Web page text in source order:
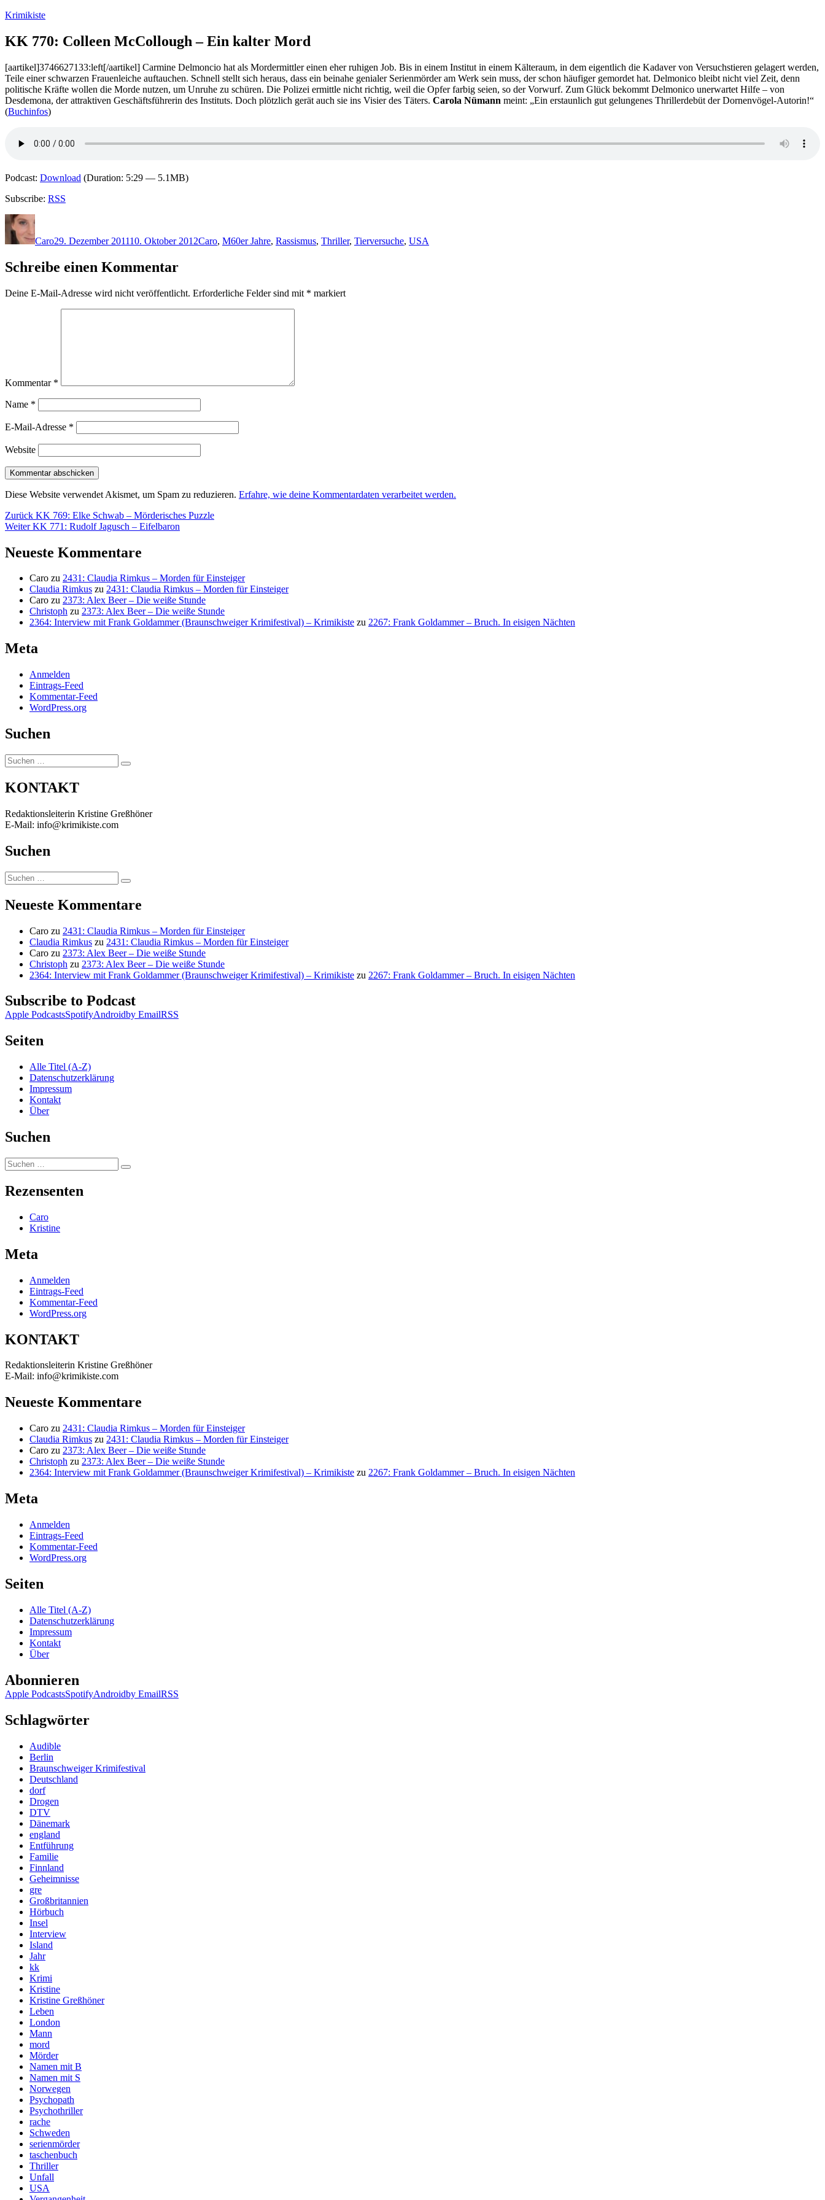
Zum
springen
Krimikiste
KK 770: Colleen McCollough – Ein kalter Mord
[aartikel]3746627133:left[/aartikel] Carmine Delmoncio hat als Mordermittler einen eher ruhigen Job. Bis in einem Institut in einem Kälteraum, in dem eigentlich die Kadaver von Versuchstieren gelagert werden,
Teile einer schwarzen Frauenleiche auftauchen. Schnell stellt sich heraus, dass ein beinahe genialer Serienmörder am Werk sein muss, der schon häufiger gemordet hat. Delmonico bleibt nicht viel Zeit, denn
politische Kräfte wollen die Morde nutzen, um Unruhe zu schüren. Die Polizei ermittle nicht richtig, weil die Opfer farbig seien, so der Vorwurf. Zum Glück bekommt Delmonico unerwartet Hilfe – von
Desdemona, der attraktiven Geschäftsführerin des Instituts. Doch plötzlich gerät auch sie ins Visier des Täters. Carola Nümann meint: „Ein erstaunlich gut gelungenes Thrillerdebüt der Dornenvögel-Autorin!“
(Buchinfos)
Podcast: Download (Duration: 5:29 — 5.1MB)
Subscribe: RSS
Autor
Caro29. Dezember 201110. Oktober 2012Caro, M60er Jahre, Rassismus, Thriller, Tierversuche, USA
Schreibe einen Kommentar
Deine E-Mail-Adresse wird nicht veröffentlicht. Erforderliche Felder sind mit * markiert
Kommentar *
Name *
E-Mail-Adresse *
Website
Diese Website verwendet Akismet, um Spam zu reduzieren. Erfahre, wie deine Kommentardaten verarbeitet werden.
Beitragsnavigation
Zurück Vorheriger
Beitrag:
KK 769: Elke Schwab – Mörderisches Puzzle
Weiter Nächster
KK 771: Rudolf Jagusch – Eifelbaron
Neueste Kommentare
Caro zu 2431: Claudia Rimkus – Morden für Einsteiger
Claudia Rimkus zu 2431: Claudia Rimkus – Morden für Einsteiger
Caro zu 2373: Alex Beer – Die weiße Stunde
Christoph zu 2373: Alex Beer – Die weiße Stunde
2364: Interview mit Frank Goldammer (Braunschweiger Krimifestival) – Krimikiste zu 2267: Frank Goldammer – Bruch. In eisigen Nächten
Meta
Anmelden
Eintrags-Feed
Kommentar-Feed
WordPress.org
Suchen
Suchen
nach:
Suchen
KONTAKT
Redaktionsleiterin Kristine Greßhöner
E-Mail: info@krimikiste.com
Suchen
Suchen
nach:
Suchen
Neueste Kommentare
Caro zu 2431: Claudia Rimkus – Morden für Einsteiger
Claudia Rimkus zu 2431: Claudia Rimkus – Morden für Einsteiger
Caro zu 2373: Alex Beer – Die weiße Stunde
Christoph zu 2373: Alex Beer – Die weiße Stunde
2364: Interview mit Frank Goldammer (Braunschweiger Krimifestival) – Krimikiste zu 2267: Frank Goldammer – Bruch. In eisigen Nächten
Subscribe to Podcast
Apple PodcastsSpotifyAndroidby EmailRSS
Seiten
Alle Titel (A-Z)
Datenschutzerklärung
Impressum
Kontakt
Über
Suchen
Suchen
nach:
Suchen
Rezensenten
Caro
Kristine
Meta
Anmelden
Eintrags-Feed
Kommentar-Feed
WordPress.org
KONTAKT
Redaktionsleiterin Kristine Greßhöner
E-Mail: info@krimikiste.com
Neueste Kommentare
Caro zu 2431: Claudia Rimkus – Morden für Einsteiger
Claudia Rimkus zu 2431: Claudia Rimkus – Morden für Einsteiger
Caro zu 2373: Alex Beer – Die weiße Stunde
Christoph zu 2373: Alex Beer – Die weiße Stunde
2364: Interview mit Frank Goldammer (Braunschweiger Krimifestival) – Krimikiste zu 2267: Frank Goldammer – Bruch. In eisigen Nächten
Meta
Anmelden
Eintrags-Feed
Kommentar-Feed
WordPress.org
Seiten
Alle Titel (A-Z)
Datenschutzerklärung
Impressum
Kontakt
Über
Abonnieren
Apple PodcastsSpotifyAndroidby EmailRSS
Schlagwörter
Audible
Berlin
Braunschweiger Krimifestival
Deutschland
dorf
Drogen
DTV
Dänemark
england
Entführung
Familie
Finnland
Geheimnisse
gre
Großbritannien
Hörbuch
Insel
Interview
Island
Jahr
kk
Krimi
Kristine
Kristine Greßhöner
Leben
London
Mann
mord
Mörder
Namen mit B
Namen mit S
Norwegen
Psychopath
Psychothriller
rache
Schweden
serienmörder
taschenbuch
Thriller
Unfall
USA